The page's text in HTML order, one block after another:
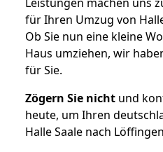
für Ihren Umzug von
Ob Sie nun eine kleine
Haus umziehen, wir
für Sie.
Zögern Sie nicht und
heute, um Ihren
Halle Saale nach